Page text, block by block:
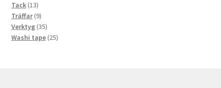
Tack 1313
produkter
Träffar 99
produkter
Verktyg 3535
produkter
Washi tape 2525